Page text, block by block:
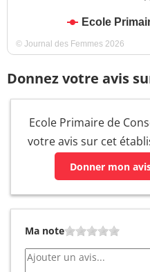
Ecole
© Journal des Femmes 2026
Donnez votre avis
Ecole Primaire de
votre avis sur cet
Donner mon
Ma note